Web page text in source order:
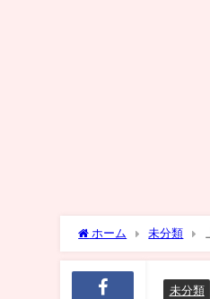
ホーム 未分類
未分類